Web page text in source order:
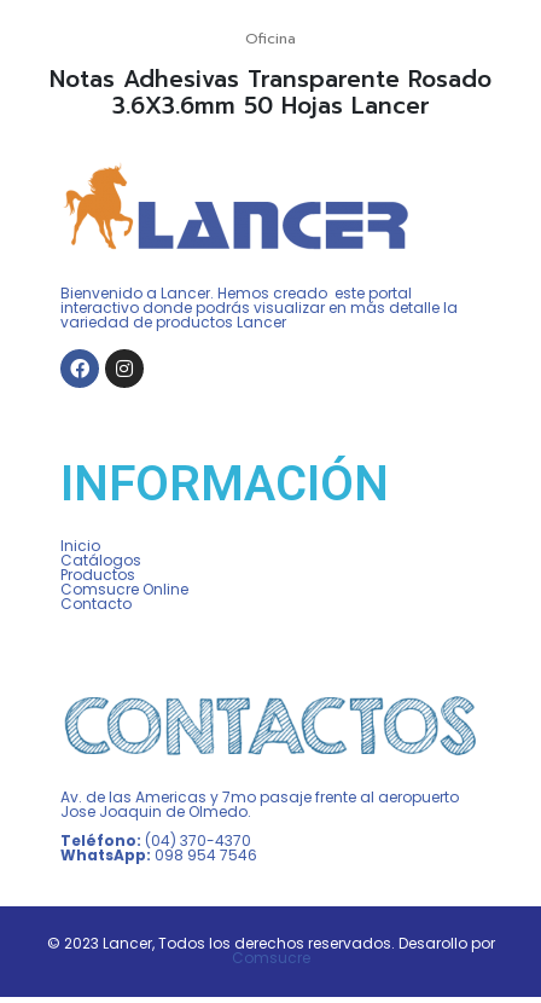
Oficina
Notas Adhesivas Transparente Rosado
3.6X3.6mm 50 Hojas Lancer
Bienvenido a Lancer. Hemos creado este portal
interactivo donde podrás visualizar en más detalle la
variedad de productos Lancer
INFORMACIÓN
Inicio
Catálogos
Productos
Comsucre Online
Contacto
Av. de las Americas y 7mo pasaje frente al aeropuerto
Jose Joaquin de Olmedo.
Teléfono: (04) 370-4370
WhatsApp: 098 954 7546
© 2023 Lancer, Todos los derechos reservados. Desarollo por
Comsucre